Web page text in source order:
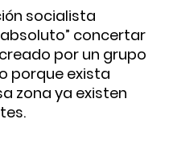
socialista
concertar
por un grupo
porque exista
zona ya existen